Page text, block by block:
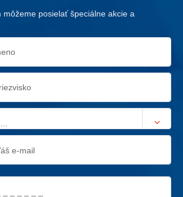
môžeme posielať špeciálne akcie a